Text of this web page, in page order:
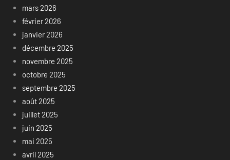
mars 2026
février 2026
janvier 2026
décembre 2025
novembre 2025
octobre 2025
septembre 2025
août 2025
juillet 2025
juin 2025
mai 2025
avril 2025